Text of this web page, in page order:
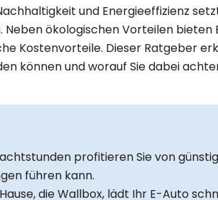
und Energieeffizienz
ökologischen Vorteilen bieten
Kostenvorteile. Dieser Ratgeber
können und worauf Sie dabei
profitieren Sie von
führen kann.
die Wallbox, lädt Ihr E-Auto